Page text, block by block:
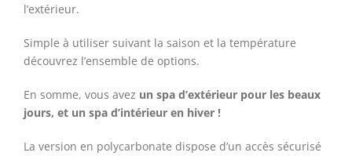
l’extérieur.
Simple à utiliser suivant la saison et la température
découvrez l’ensemble de options.
En somme, vous avez un spa d’extérieur pour les beaux
jours, et un spa d’intérieur en hiver !
La version en polycarbonate dispose d’un accès sécurisé